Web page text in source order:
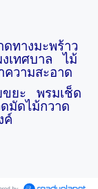
ดทางมะพร้าว
เทศบาล
ไม้
ความสะอาด
ยะ
พรมเช็ด
มัดไม้กวาด
ค์